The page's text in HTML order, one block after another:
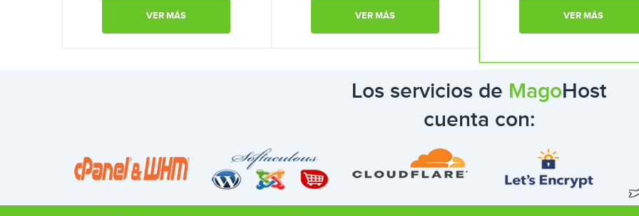
VER MÁS VER MÁS VER MÁS
Los servicios de MagoHost
cuenta con: